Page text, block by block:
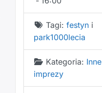
Tagi: festyn i
park1000lecia
Kategoria: Inne
imprezy